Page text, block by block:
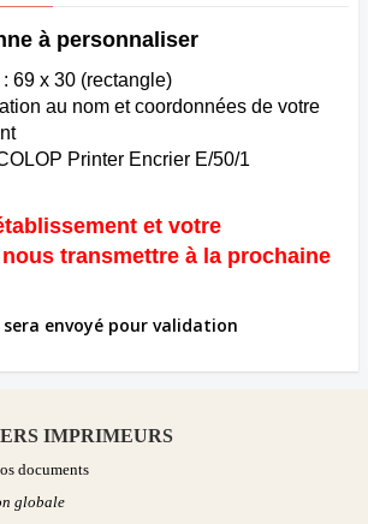
à personnaliser
69 x 30 (rectangle)
au nom et coordonnées de votre
Printer Encrier E/50/1
et votre
transmettre à la prochaine
sera envoyé pour validation
IMPRIMEURS
documents
globale